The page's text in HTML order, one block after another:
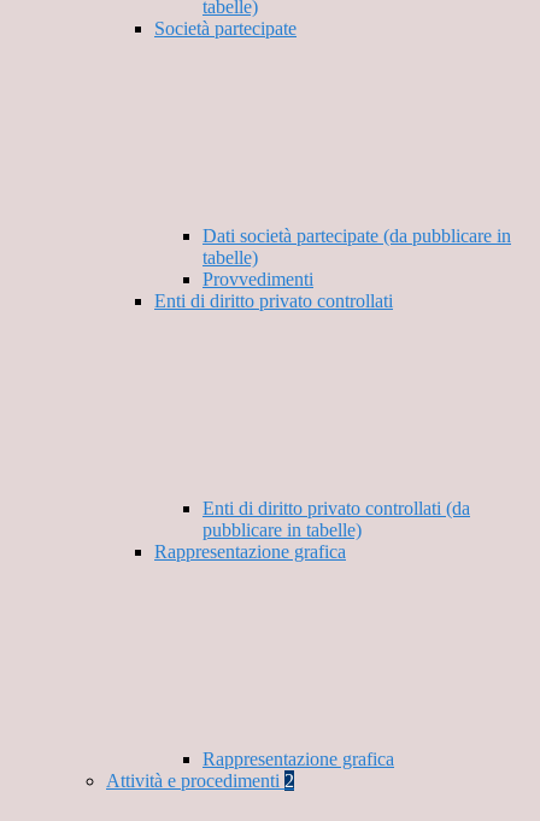
tabelle)
Società partecipate
Dati società partecipate (da pubblicare in
tabelle)
Provvedimenti
Enti di diritto privato controllati
Enti di diritto privato controllati (da
pubblicare in tabelle)
Rappresentazione grafica
Rappresentazione grafica
Attività e procedimenti 2